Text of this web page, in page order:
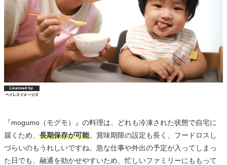
『mogumo（モグモ）』の料理は、どれも冷凍された状態で自宅に
届くため、 長期保存が可能。賞味期限の設定も長く、フードロスし
づらいのもうれしいですね。急な仕事や外出の予定が入ってしまっ
た日でも、融通を効かせやすいため、忙しいファミリーにももって